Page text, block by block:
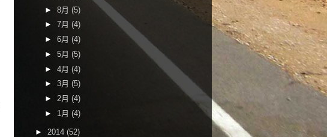
► 8月 (5)
► 7月 (4)
► 6月 (4)
► 5月 (5)
► 4月 (4)
► 3月 (5)
► 2月 (4)
► 1月 (4)
► 2014 (52)